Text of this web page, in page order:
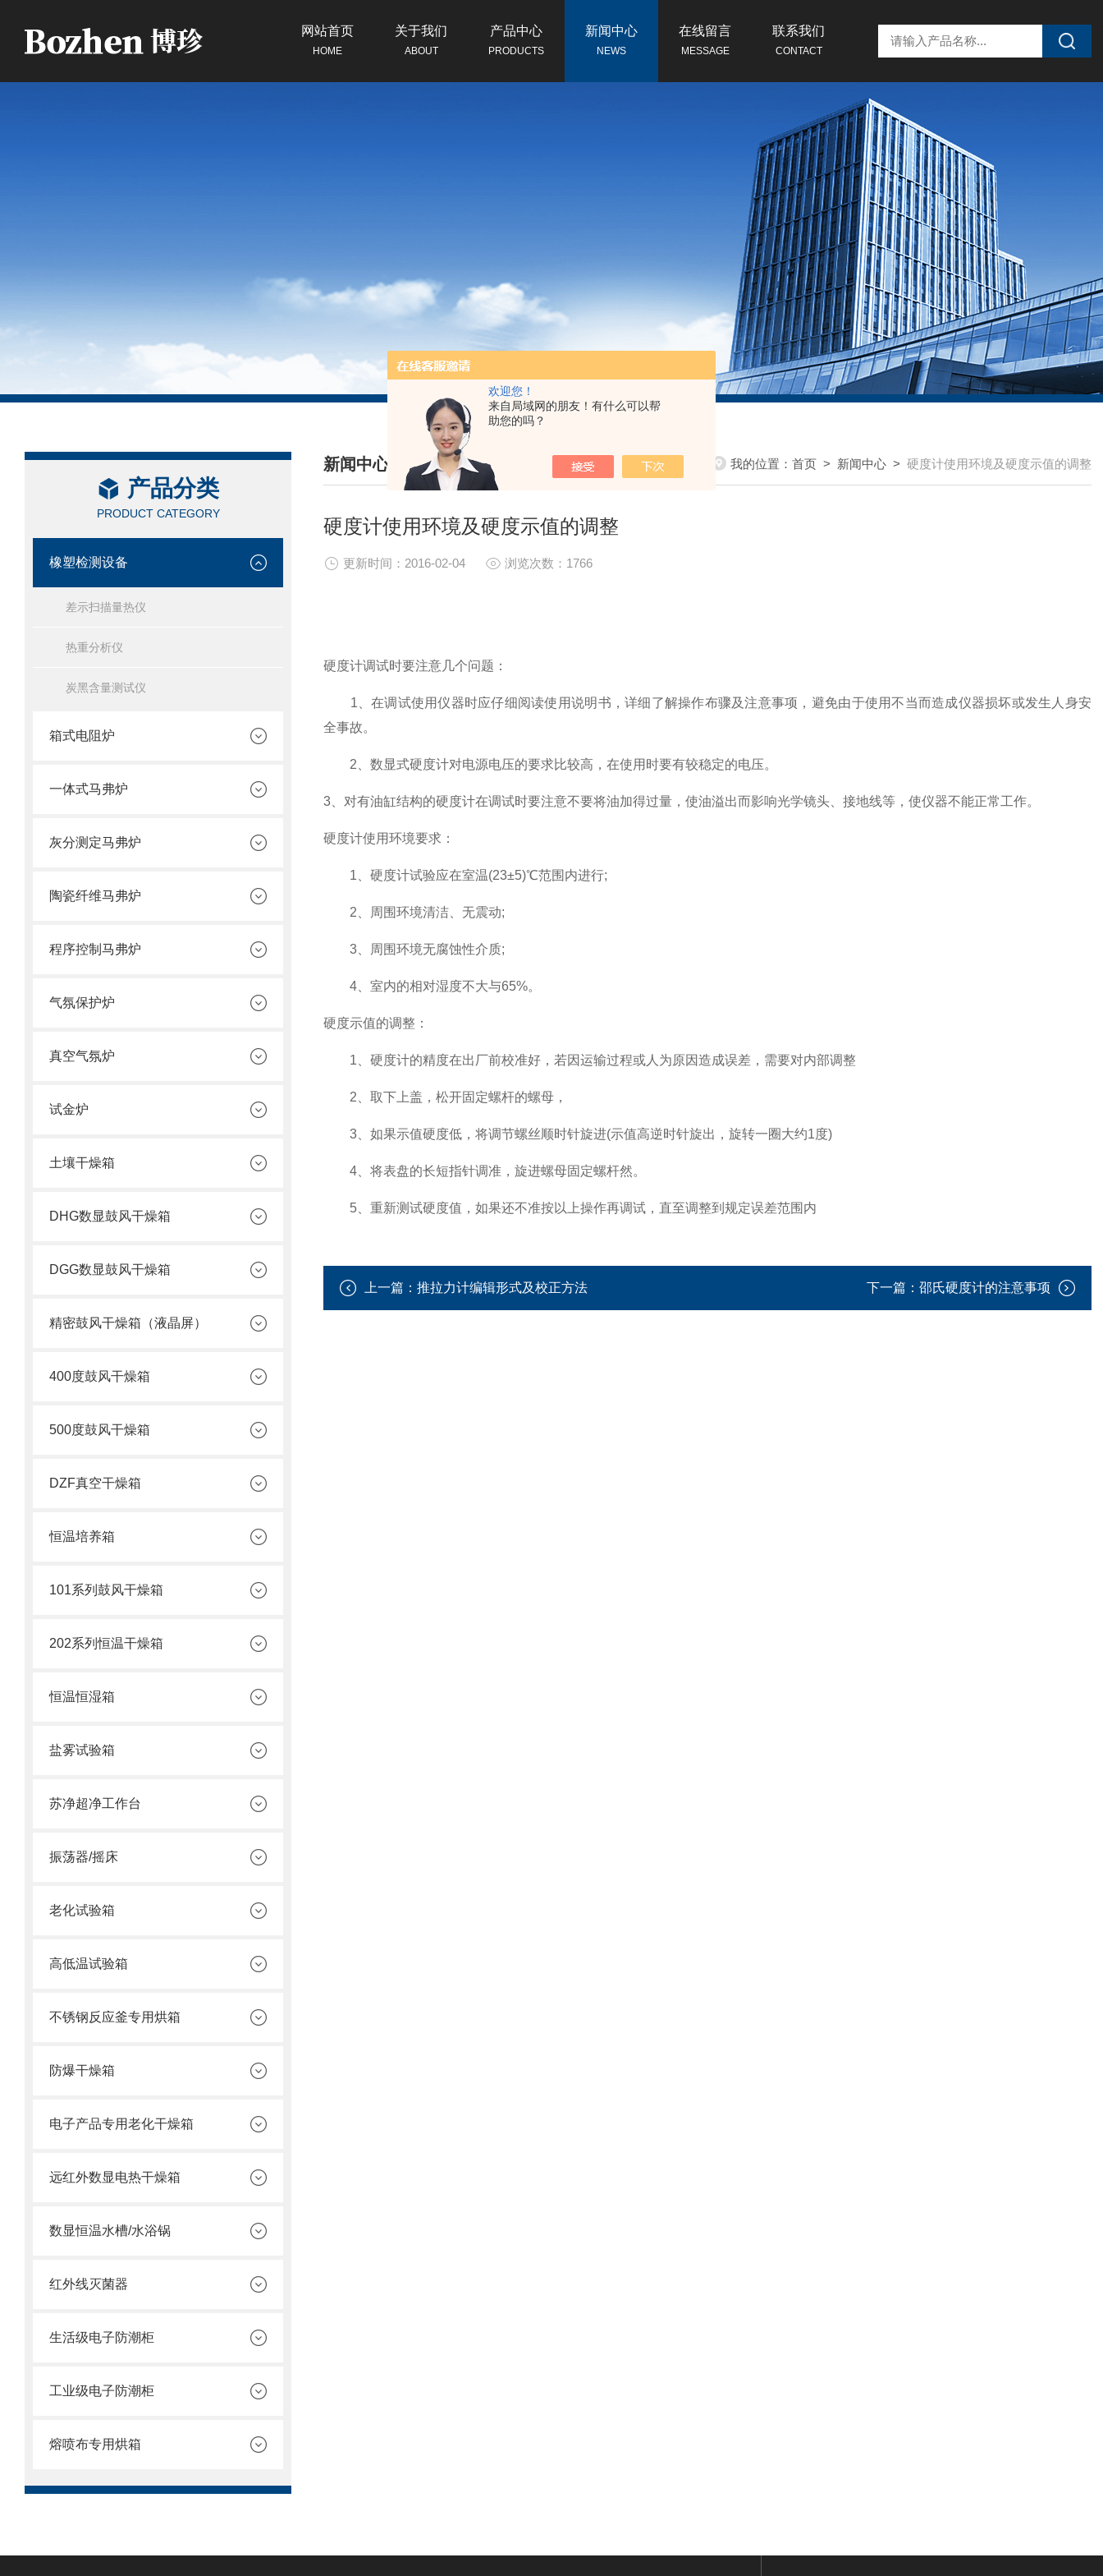
欢迎您！
来自局域网的朋友！有什么可以帮
助您的吗？
网站首页
HOME
关于我们
ABOUT
产品中心
PRODUCTS
新闻中心
NEWS
在线留言
MESSAGE
联系我们
CONTACT
产品分类
PRODUCT CATEGORY
橡塑检测设备
差示扫描量热仪
热重分析仪
炭黑含量测试仪
箱式电阻炉
一体式马弗炉
灰分测定马弗炉
陶瓷纤维马弗炉
程序控制马弗炉
气氛保护炉
真空气氛炉
试金炉
土壤干燥箱
DHG数显鼓风干燥箱
DGG数显鼓风干燥箱
精密鼓风干燥箱（液晶屏）
400度鼓风干燥箱
500度鼓风干燥箱
DZF真空干燥箱
恒温培养箱
101系列鼓风干燥箱
202系列恒温干燥箱
恒温恒湿箱
盐雾试验箱
苏净超净工作台
振荡器/摇床
老化试验箱
高低温试验箱
不锈钢反应釜专用烘箱
防爆干燥箱
电子产品专用老化干燥箱
远红外数显电热干燥箱
数显恒温水槽/水浴锅
红外线灭菌器
生活级电子防潮柜
工业级电子防潮柜
熔喷布专用烘箱
新闻中心
/ NEWS CENTER
我的位置： 首页 > 新闻中心 > 硬度计使用环境及硬度示值的调整
硬度计使用环境及硬度示值的调整
更新时间：2016-02-04 浏览次数：1766
硬度计调试时要注意几个问题：
1、在调试使用仪器时应仔细阅读使用说明书，详细了解操作布骤及注意事项，避免由于使用不当而造成仪器损坏或发生人身安
全事故。
2、数显式硬度计对电源电压的要求比较高，在使用时要有较稳定的电压。
3、对有油缸结构的硬度计在调试时要注意不要将油加得过量，使油溢出而影响光学镜头、接地线等，使仪器不能正常工作。
硬度计使用环境要求：
1、硬度计试验应在室温(23±5)℃范围内进行;
2、周围环境清洁、无震动;
3、周围环境无腐蚀性介质;
4、室内的相对湿度不大与65%。
硬度示值的调整：
1、硬度计的精度在出厂前校准好，若因运输过程或人为原因造成误差，需要对内部调整
2、取下上盖，松开固定螺杆的螺母，
3、如果示值硬度低，将调节螺丝顺时针旋进(示值高逆时针旋出，旋转一圈大约1度)
4、将表盘的长短指针调准，旋进螺母固定螺杆然。
5、重新测试硬度值，如果还不准按以上操作再调试，直至调整到规定误差范围内
上一篇： 推拉力计编辑形式及校正方法 下一篇： 邵氏硬度计的注意事项